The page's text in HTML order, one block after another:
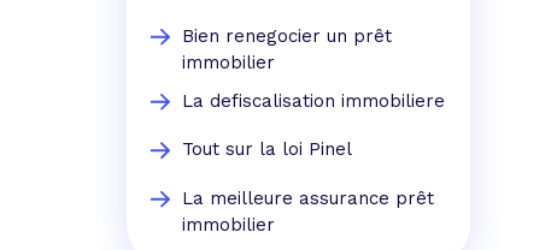
Bien renegocier un prêt
immobilier
La defiscalisation immobiliere
Tout sur la loi Pinel
La meilleure assurance prêt
immobilier